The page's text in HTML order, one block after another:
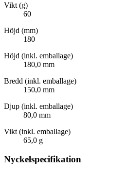
Vikt (g)
60
Höjd (mm)
180
Höjd (inkl. emballage)
180,0 mm
Bredd (inkl. emballage)
150,0 mm
Djup (inkl. emballage)
80,0 mm
Vikt (inkl. emballage)
65,0 g
Nyckelspecifikation